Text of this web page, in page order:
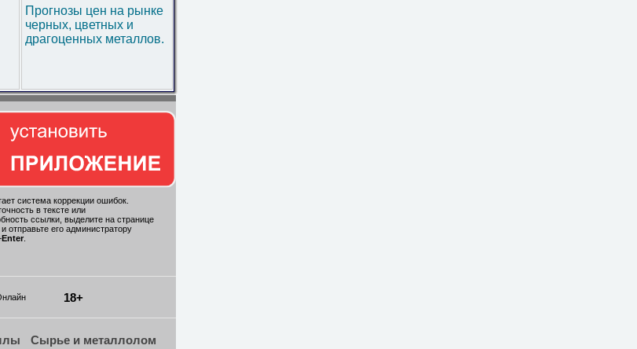
Прогнозы цен на рынке
черных, цветных и
драгоценных металлов.
система коррекции ошибок.
в тексте или
ссылки, выделите на странице
отправьте его администратору
Enter.
18+
Сырье и металлолом